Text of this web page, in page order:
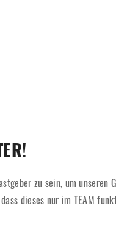
zu sein, um unseren
dieses nur im TEAM